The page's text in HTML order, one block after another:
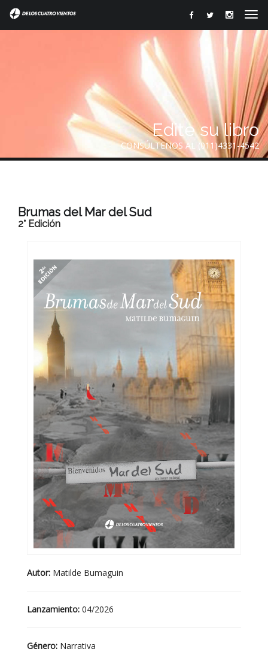
Edite su libro
CONSÚLTENOS AL (011)4331-4542
Brumas del Mar del Sud
2° Edición
Autor: Matilde Bumaguin
Lanzamiento: 04/2026
Género: Narrativa